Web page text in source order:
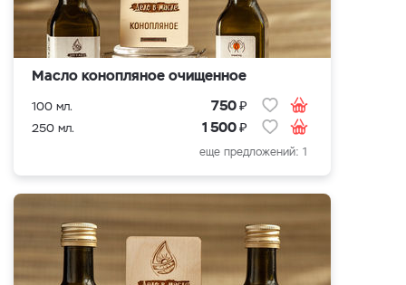
Масло конопляное очищенное
100 мл. 750₽
250 мл. 1 500₽
еще предложений: 1